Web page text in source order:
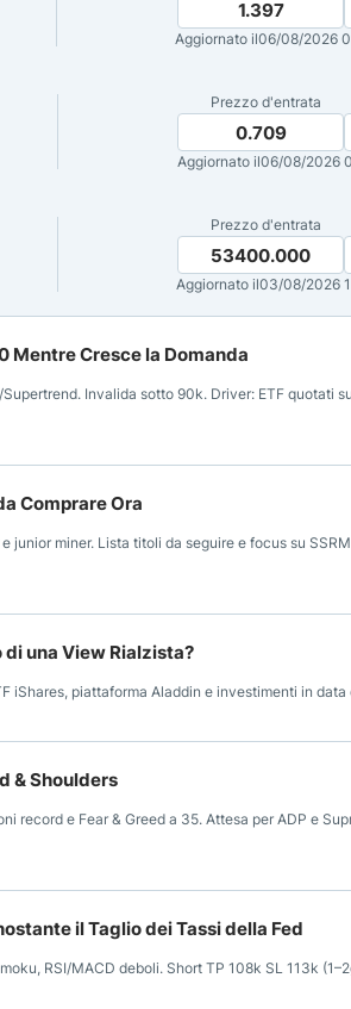
1.397
Aggiornato il06/08/2026
Prezzo d'entrata
0.709
Aggiornato il06/08/2026
Prezzo d'entrata
53400.000
Aggiornato il03/08/2026
Mentre Cresce la Domanda
Invalida sotto 90k. Driver: ETF quotati
Comprare Ora
miner. Lista titoli da seguire e focus su
di una View Rialzista?
iShares, piattaforma Aladdin e investimenti in
& Shoulders
record e Fear & Greed a 35. Attesa per ADP e
il Taglio dei Tassi della Fed
RSI/MACD deboli. Short TP 108k SL 113k